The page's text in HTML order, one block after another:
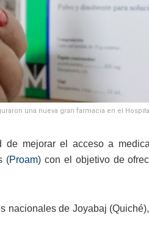
una nueva gran farmacia en el
mejorar el acceso a
(Proam) con el objetivo de
nacionales de Joyabaj